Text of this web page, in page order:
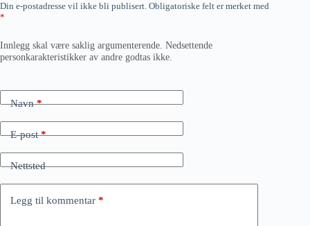
Din e-postadresse vil ikke bli publisert. Obligatoriske felt er merket med
*
Innlegg skal være saklig argumenterende. Nedsettende
personkarakteristikker av andre godtas ikke.
Navn*
E-post*
Nettsted
Legg til kommentar *